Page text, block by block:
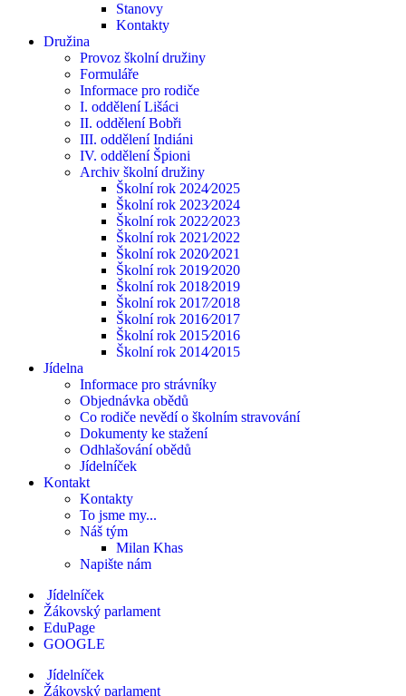
Stanovy
Kontakty
Družina
Provoz školní družiny
Formuláře
Informace pro rodiče
I. oddělení Lišáci
II. oddělení Bobři
III. oddělení Indiáni
IV. oddělení Špioni
Archiv školní družiny
Školní rok 2024⁄2025
Školní rok 2023⁄2024
Školní rok 2022⁄2023
Školní rok 2021⁄2022
Školní rok 2020⁄2021
Školní rok 2019⁄2020
Školní rok 2018⁄2019
Školní rok 2017⁄2018
Školní rok 2016⁄2017
Školní rok 2015⁄2016
Školní rok 2014⁄2015
Jídelna
Informace pro strávníky
Objednávka obědů
Co rodiče nevědí o školním stravování
Dokumenty ke stažení
Odhlašování obědů
Jídelníček
Kontakt
Kontakty
To jsme my...
Náš tým
Milan Khas
Napište nám
Jídelníček
Žákovský parlament
EduPage
GOOGLE
Jídelníček
Žákovský parlament